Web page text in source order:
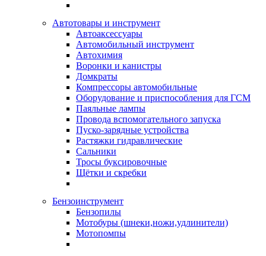
Автотовары и инструмент
Автоаксессуары
Автомобильный инструмент
Автохимия
Воронки и канистры
Домкраты
Компрессоры автомобильные
Оборудование и приспособления для ГСМ
Паяльные лампы
Провода вспомогательного запуска
Пуско-зарядные устройства
Растяжки гидравлические
Сальники
Тросы буксировочные
Щётки и скребки
Бензоинструмент
Бензопилы
Мотобуры (шнеки,ножи,удлинители)
Мотопомпы